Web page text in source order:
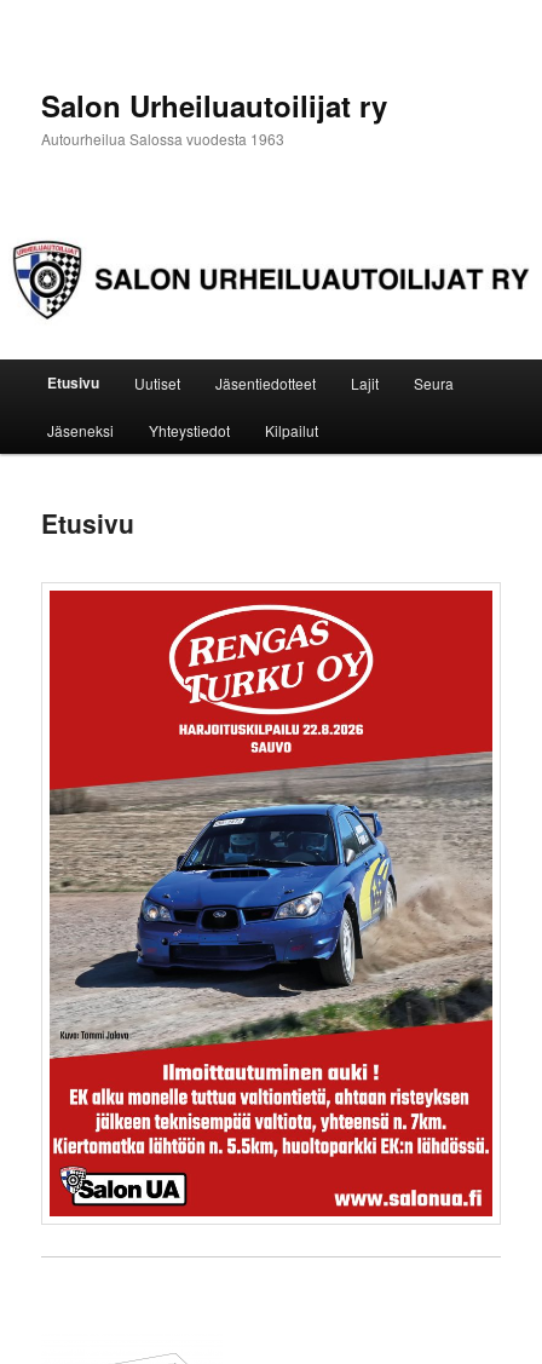
Salon Urheiluautoilijat ry
Autourheilua Salossa vuodesta 1963
PäävalikkoEtusivu Uutiset Jäsentiedotteet Lajit Seura
Jäseneksi Yhteystiedot Kilpailut
Etusivu